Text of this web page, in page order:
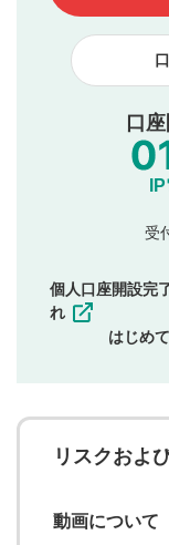
下記の項目に
見合わせる場
本動画
他者への
公序良
氏名、
他のサ
他者の
その他当
一度投稿した
ことを承諾し
に関する著作者
用者が投稿し
ることがありま
口
受
個人口座開設完
れ
はじめ
リスクおよ
動画について